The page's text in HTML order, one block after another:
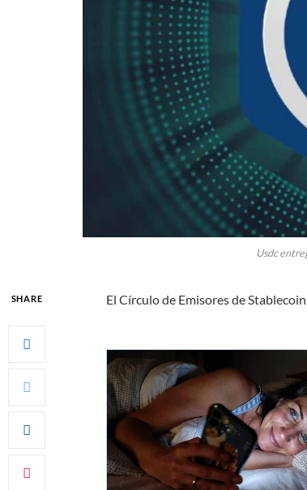
Usdc
SHARE El Círculo de Emisores de